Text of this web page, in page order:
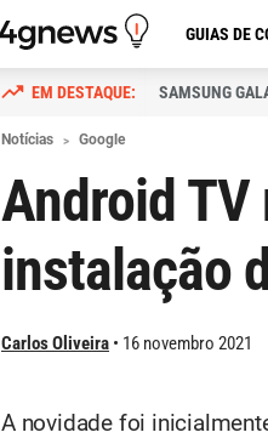
GUIAS DE
SAMSUNG
Notícias Google
Android TV
instalação
Carlos Oliveira 16 novembro 2021
A novidade foi